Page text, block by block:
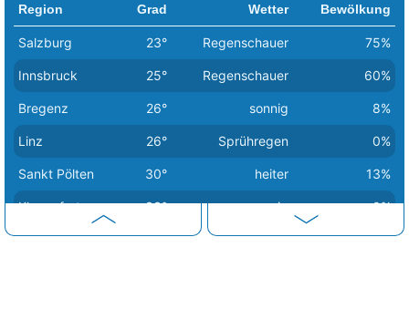
Region Grad Wetter Bewölkung
Salzburg 23° Regenschauer 75%
Innsbruck 25° Regenschauer 60%
Bregenz 26° sonnig 8%
Linz 26° Sprühregen 0%
Sankt Pölten 30° heiter 13%
Klagenfurt 33° sonnig 0%
Wien 34° heiter 19%